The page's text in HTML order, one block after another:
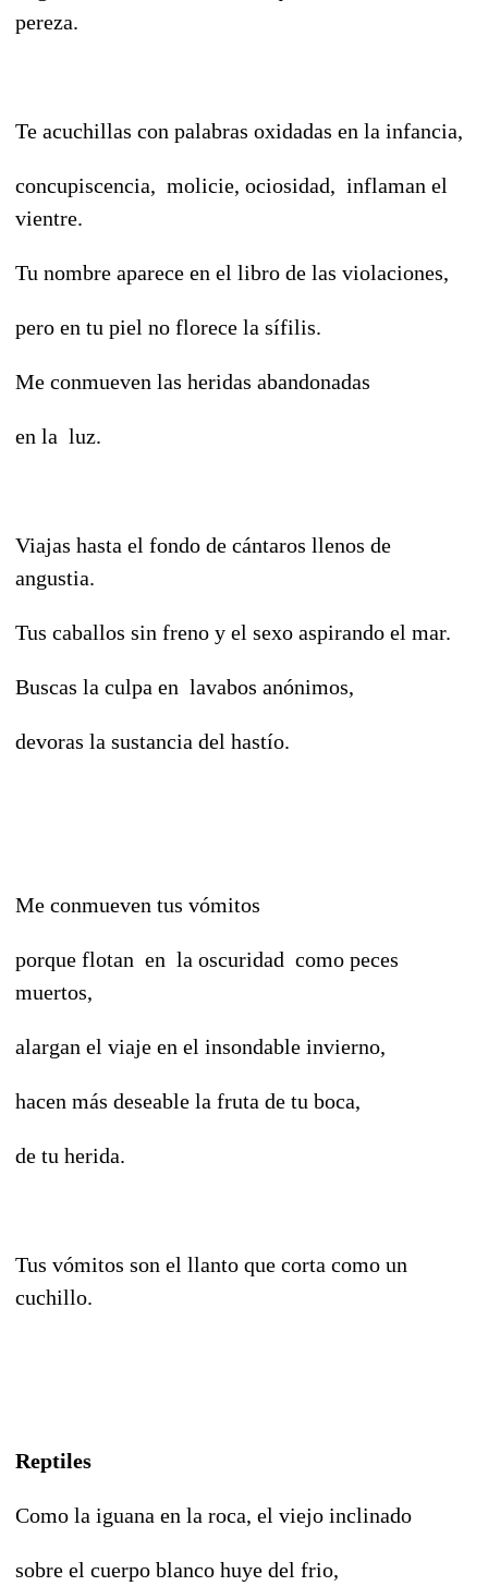
pereza.
Te acuchillas con palabras oxidadas en la infancia,
concupiscencia, molicie, ociosidad, inflaman el
vientre.
Tu nombre aparece en el libro de las violaciones,
pero en tu piel no florece la sífilis.
Me conmueven las heridas abandonadas
en la luz.
Viajas hasta el fondo de cántaros llenos de
angustia.
Tus caballos sin freno y el sexo aspirando el mar.
Buscas la culpa en lavabos anónimos,
devoras la sustancia del hastío.
Me conmueven tus vómitos
porque flotan en la oscuridad como peces
muertos,
alargan el viaje en el insondable invierno,
hacen más deseable la fruta de tu boca,
de tu herida.
Tus vómitos son el llanto que corta como un
cuchillo.
Reptiles
Como la iguana en la roca, el viejo inclinado
sobre el cuerpo blanco huye del frio,